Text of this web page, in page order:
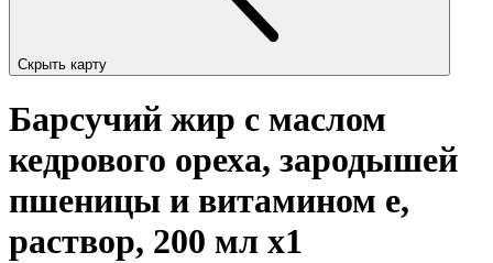
Скрыть карту
Барсучий жир с маслом
кедрового ореха, зародышей
пшеницы и витамином е,
раствор, 200 мл x1